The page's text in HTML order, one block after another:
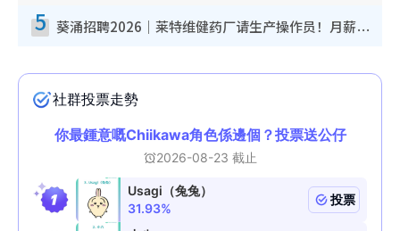
5 葵涌招聘2026｜莱特维健药厂请生产操作员！月薪高达$1.7万 冷气厂房/五天工作/保障双粮